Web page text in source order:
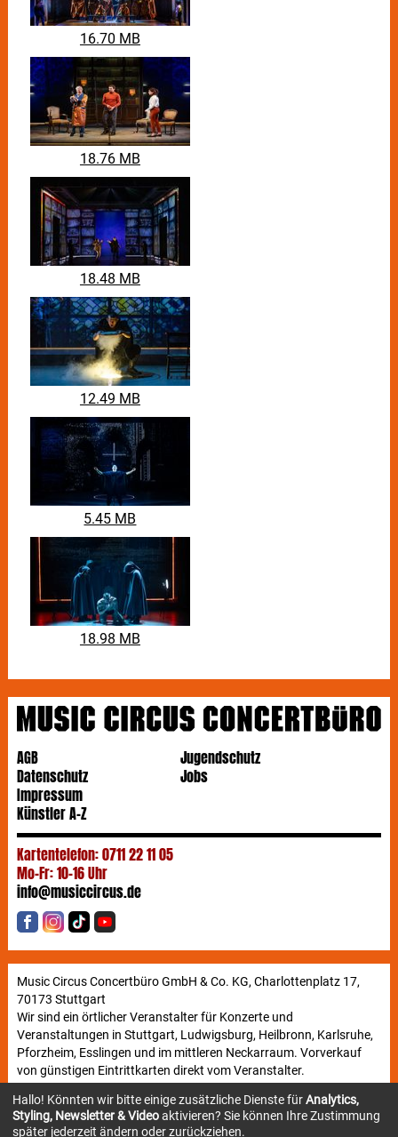
16.70 MB
18.76 MB
18.48 MB
12.49 MB
5.45 MB
18.98 MB
AGB
Datenschutz
Impressum
Jugendschutz
Jobs
Künstler A-Z
Kartentelefon: 0711 22 11 05
Mo-Fr: 10-16 Uhr
info@musiccircus.de
Music Circus Concertbüro GmbH & Co. KG, Charlottenplatz 17,
70173 Stuttgart
Wir sind ein örtlicher Veranstalter für Konzerte und
Veranstaltungen in Stuttgart, Ludwigsburg, Heilbronn, Karlsruhe,
Pforzheim, Esslingen und im mittleren Neckarraum. Vorverkauf
von günstigen Eintrittkarten direkt vom Veranstalter.
Newsletter
Hallo! Könnten wir bitte einige zusätzliche Dienste fürAnalytics,
Styling, Newsletter & Videoaktivieren? Sie können Ihre Zustimmung
später jederzeit ändern oder zurückziehen.